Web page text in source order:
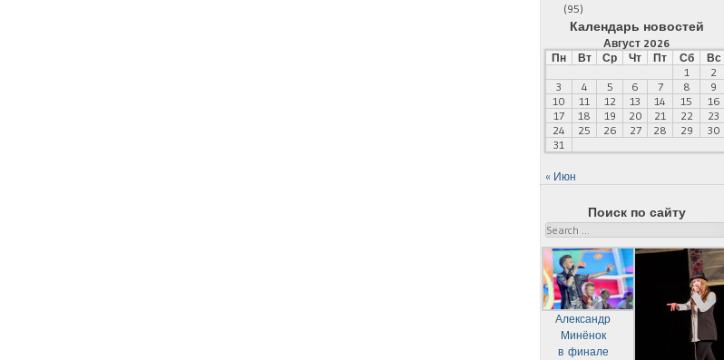
(95)
Календарь новостей
Август 2026
Пн
Вт Ср Чт Пт Сб
Вс
1
2
3
4 5 6 7 8
9
10
11 12 13 14 15
16
17
18 19 20 21 22
23
24
25 26 27 28 29
30
31
« Июн
Поиск по сайту
Search
Александр
Минёнок
в финале